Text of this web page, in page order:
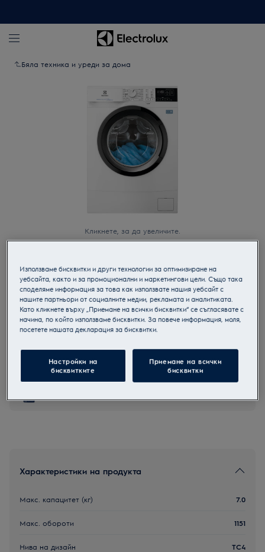
Бяла техника и уреди за дома
Кликнете, за да увеличите.
EWS6427BE
Компактна перална машина
Продуктов информационен лист
Характеристики на продукта
Макс. капацитет (кг) 7.0
Макс. обороти 1151
Нива на дизайн TC4
Използваме бисквитки и други технологии за оптимизиране на
уебсайта, както и за промоционални и маркетингови цели. Също така
споделяме информация за това как използвате нашия уебсайт с
нашите партньори от социалните медии, рекламата и аналитиката.
Като кликнете върху „Приемане на всички бисквитки“ се съгласявате с
начина, по който използваме бисквитки. За повече информация, моля,
посетете нашата декларация за бисквитки.
Настройки на
бисквитките
Приемане на всички
бисквитки